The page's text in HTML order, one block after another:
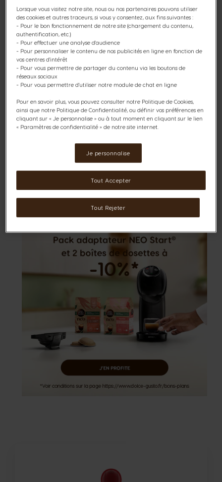
PICCOLO® XS manuelle noire/grise
Manuelle
Compatibilité
55,00 €
Quantité
Augmenter
Lorsque vous visitez notre site, nous ou nos partenaires pouvons utiliser
des cookies et autres traceurs, si vous y consentez, aux fins suivantes :
- Pour le bon fonctionnement de notre site (chargement du contenu,
authentification, etc.)
- Pour effectuer une analyse d'audience
- Pour personnaliser le contenu de nos publicités en ligne en fonction de
vos centres d'intérêt
- Pour vous permettre de partager du contenu via les boutons de
réseaux sociaux
- Pour vous permettre d'utiliser notre module de chat en ligne
Pour en savoir plus, vous pouvez consulter notre Politique de Cookies,
ainsi que notre Politique de Confidentialité, ou définir vos préférences en
cliquant sur « Je personnalise » ou à tout moment en cliquant sur le lien
« Paramètres de confidentialité » de notre site internet.
Je personnalise
Tout Rejeter
Tout Accepter